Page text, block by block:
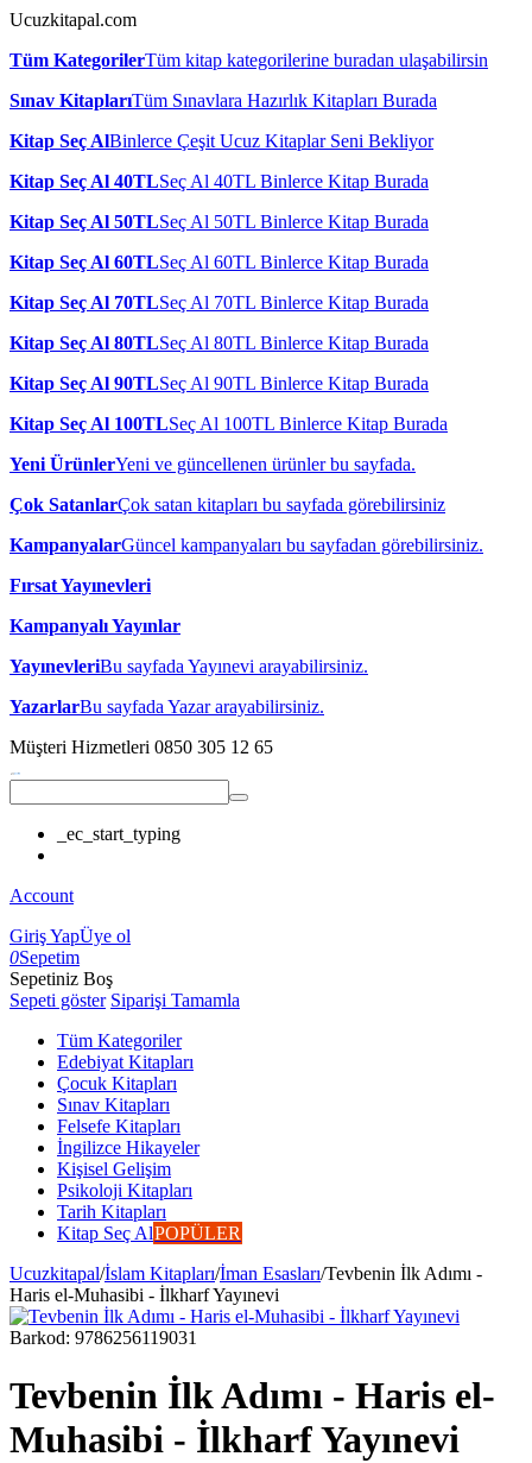
Ucuzkitapal.com
Tüm KategorilerTüm kitap kategorilerine buradan ulaşabilirsin
Sınav KitaplarıTüm Sınavlara Hazırlık Kitapları Burada
Kitap Seç AlBinlerce Çeşit Ucuz Kitaplar Seni Bekliyor
Kitap Seç Al 40TLSeç Al 40TL Binlerce Kitap Burada
Kitap Seç Al 50TLSeç Al 50TL Binlerce Kitap Burada
Kitap Seç Al 60TLSeç Al 60TL Binlerce Kitap Burada
Kitap Seç Al 70TLSeç Al 70TL Binlerce Kitap Burada
Kitap Seç Al 80TLSeç Al 80TL Binlerce Kitap Burada
Kitap Seç Al 90TLSeç Al 90TL Binlerce Kitap Burada
Kitap Seç Al 100TLSeç Al 100TL Binlerce Kitap Burada
Yeni ÜrünlerYeni ve güncellenen ürünler bu sayfada.
Çok SatanlarÇok satan kitapları bu sayfada görebilirsiniz
KampanyalarGüncel kampanyaları bu sayfadan görebilirsiniz.
Fırsat Yayınevleri
Kampanyalı Yayınlar
YayınevleriBu sayfada Yayınevi arayabilirsiniz.
YazarlarBu sayfada Yazar arayabilirsiniz.
Müşteri Hizmetleri 0850 305 12 65
_ec_start_typing
Account
Giriş YapÜye ol
0Sepetim
Sepetiniz Boş
Sepeti göster Siparişi Tamamla
Tüm Kategoriler
Edebiyat Kitapları
Çocuk Kitapları
Sınav Kitapları
Felsefe Kitapları
İngilizce Hikayeler
Kişisel Gelişim
Psikoloji Kitapları
Tarih Kitapları
Kitap Seç AlPOPÜLER
Ucuzkitapal/İslam Kitapları/İman Esasları/Tevbenin İlk Adımı -
Haris el-Muhasibi - İlkharf Yayınevi
Barkod: 9786256119031
Tevbenin İlk Adımı - Haris el-
Muhasibi - İlkharf Yayınevi